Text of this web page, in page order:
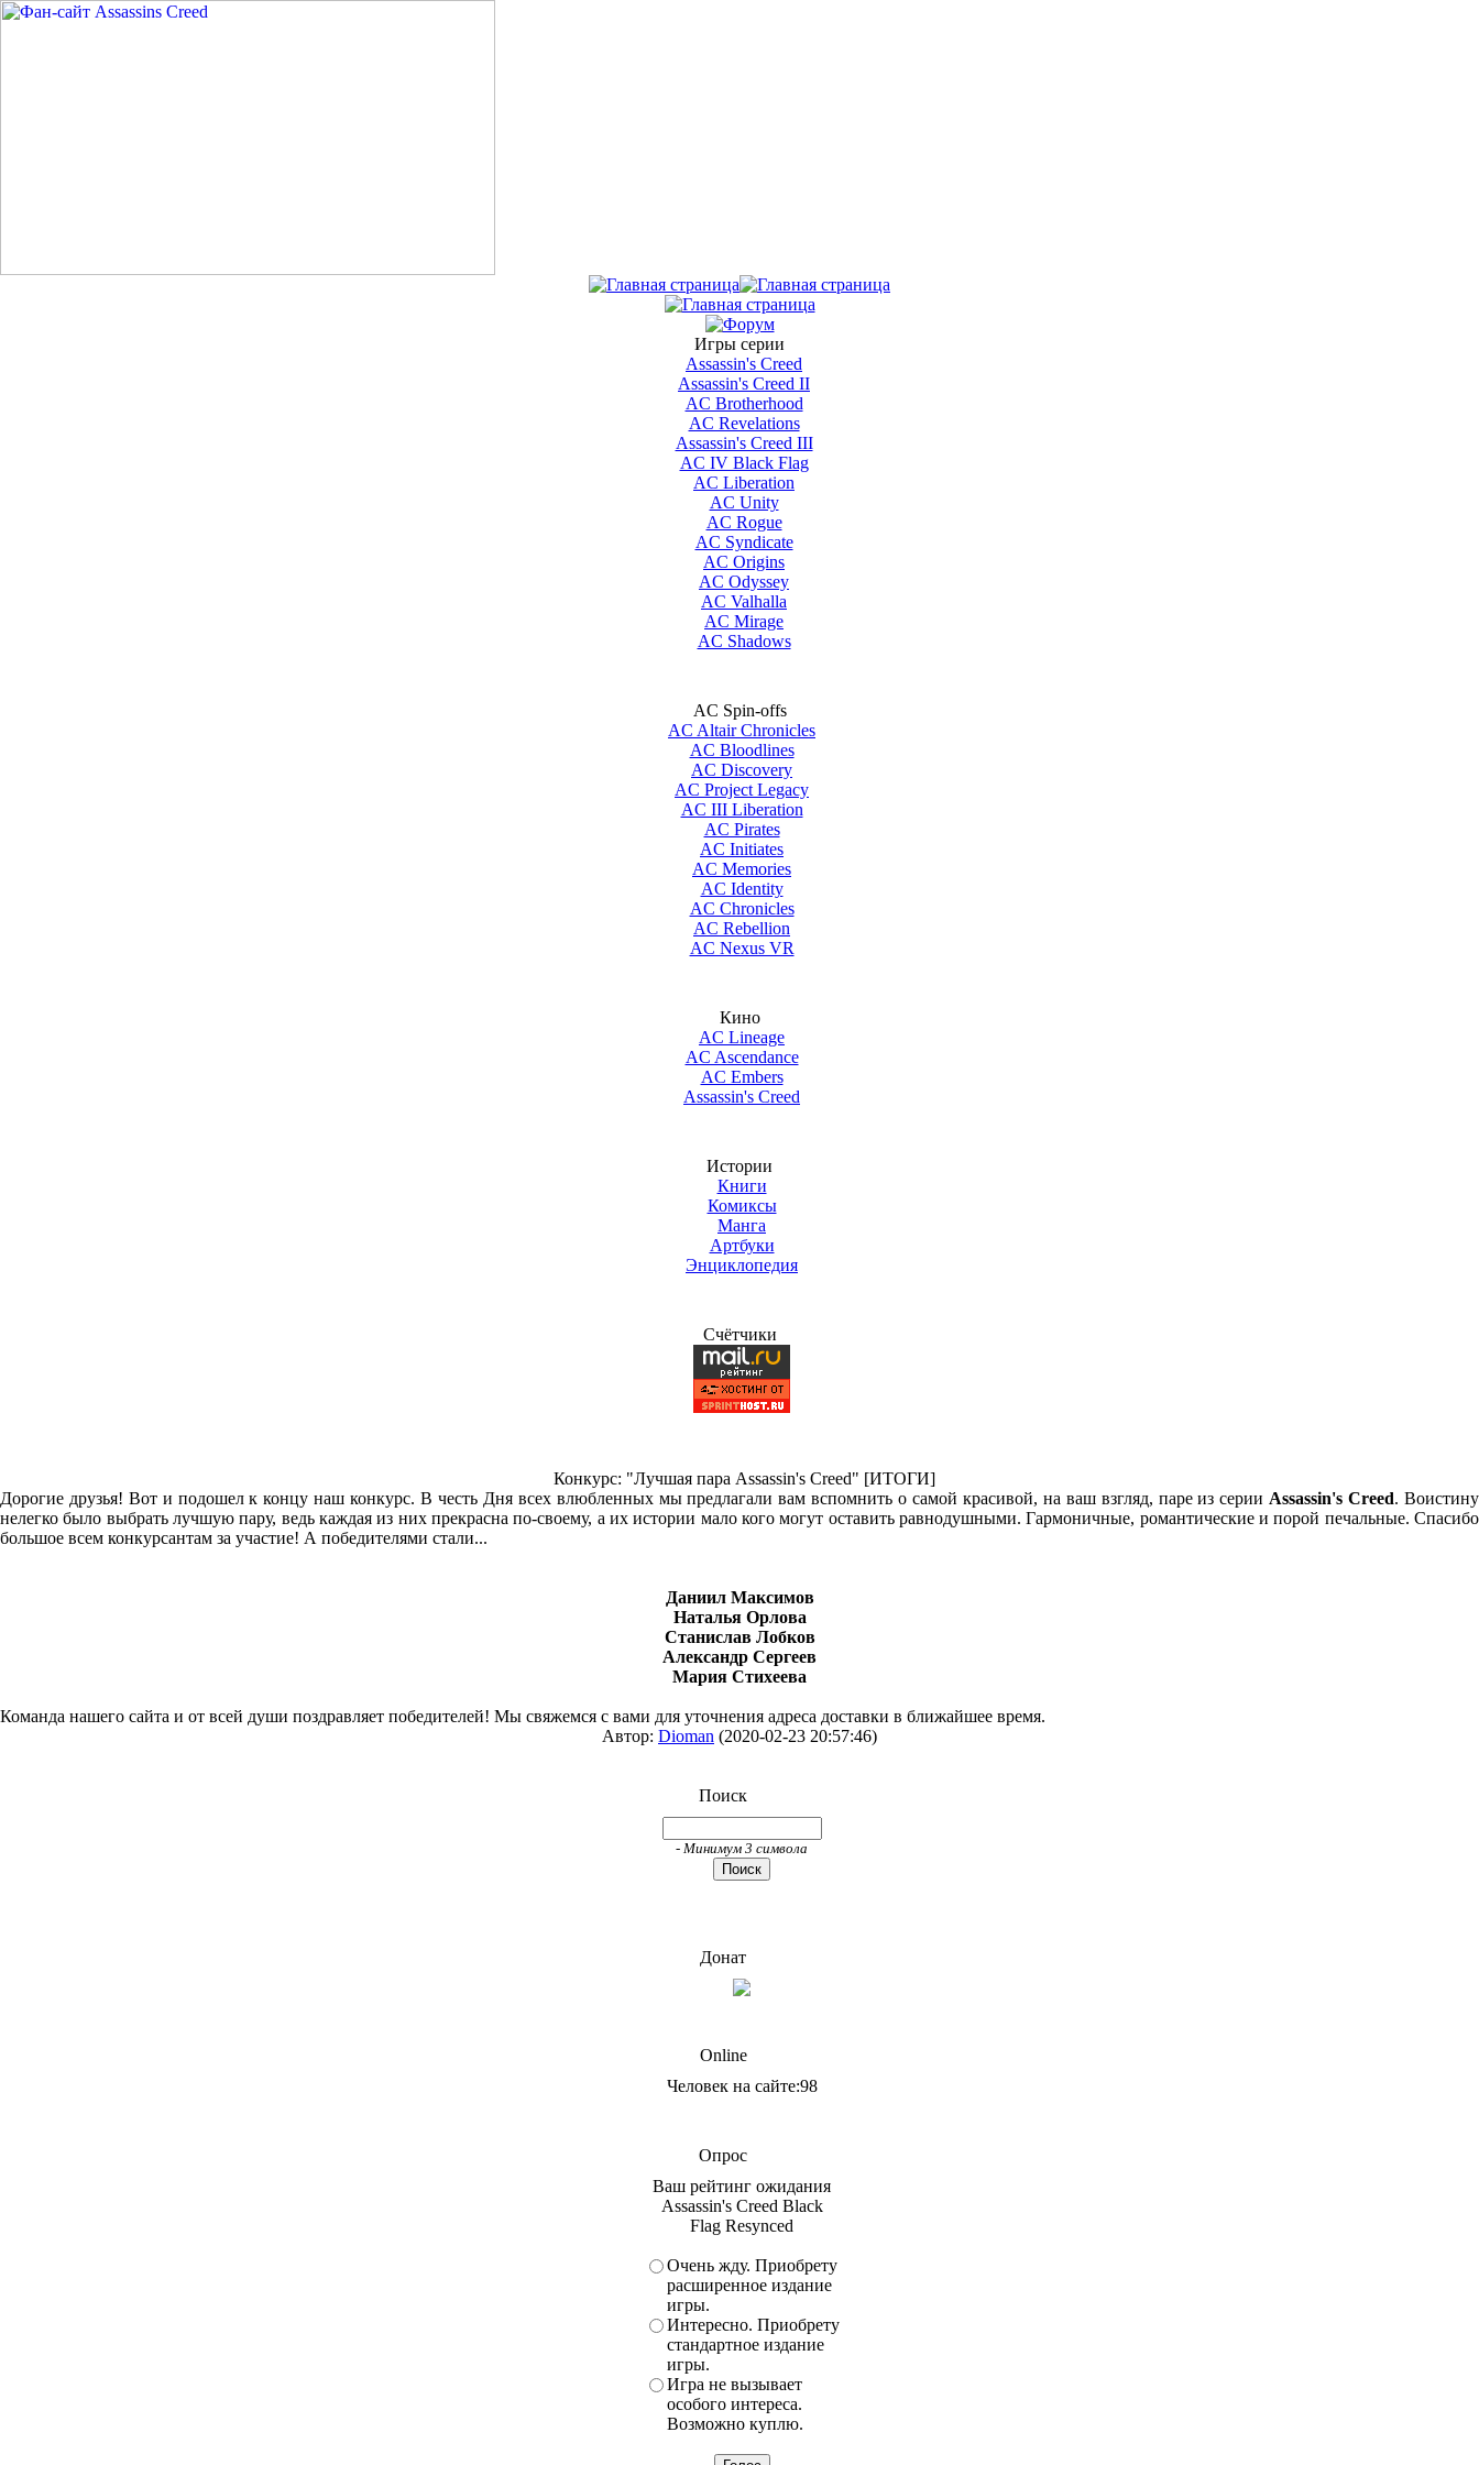
Игры серии
Assassin's Creed
Assassin's Creed II
AС Brotherhood
AC Revelations
Assassin's Creed III
AC IV Black Flag
AC Liberation
AC Unity
AC Rogue
AC Syndicate
AC Origins
AC Odyssey
AC Valhalla
AC Mirage
AC Shadows
AC Spin-offs
AC Altair Chronicles
AC Bloodlines
AC Discovery
AC Project Legacy
AC III Liberation
AC Pirates
AC Initiates
AC Memories
AC Identity
AC Chronicles
AC Rebellion
AC Nexus VR
Кино
AC Lineage
AC Ascendance
AC Embers
Assassin's Creed
Истории
Книги
Комиксы
Манга
Артбуки
Энциклопедия
Счётчики
Конкурс: "Лучшая пара Assassin's Creed" [ИТОГИ]
Дорогие друзья! Вот и подошел к концу наш конкурс. В честь Дня всех влюбленных мы предлагали вам вспомнить о самой красивой, на ваш взгляд, паре из серии Assassin's Creed. Воистину
нелегко было выбрать лучшую пару, ведь каждая из них прекрасна по-своему, а их истории мало кого могут оставить равнодушными. Гармоничные, романтические и порой печальные. Спасибо
большое всем конкурсантам за участие! А победителями стали...
Даниил Максимов
Наталья Орлова
Станислав Лобков
Александр Сергеев
Мария Стихеева
Команда нашего сайта и от всей души поздравляет победителей! Мы свяжемся с вами для уточнения адреса доставки в ближайшее время.
Автор: Dioman (2020-02-23 20:57:46)
Поиск
- Минимум 3 символа
Донат
Online
Человек на сайте:98
Опрос
Ваш рейтинг ожидания
Assassin's Creed Black
Flag Resynced
Очень жду. Приобрету
расширенное издание
игры.
Интересно. Приобрету
стандартное издание
игры.
Игра не вызывает
особого интереса.
Возможно куплю.